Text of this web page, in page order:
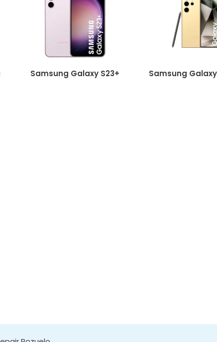
Samsung Galaxy S23+ Samsung